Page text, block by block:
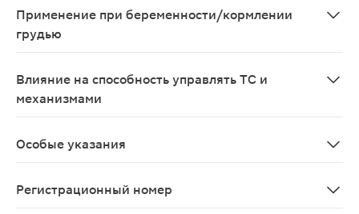
Применение при беременности/кормлении
грудью
Влияние на способность управлять ТС и
механизмами
Особые указания
Регистрационный номер